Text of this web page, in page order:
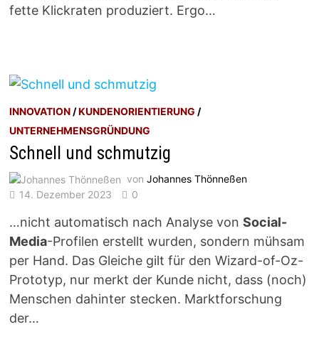
fette Klickraten produziert. Ergo…
INNOVATION /KUNDENORIENTIERUNG /
UNTERNEHMENSGRÜNDUNG
Schnell und schmutzig
vonJohannes Thönneßen
14. Dezember 2023
0
…nicht automatisch nach Analyse vonSocial-
Media-Profilen erstellt wurden, sondern mühsam
per Hand. Das Gleiche gilt für den Wizard-of-Oz-
Prototyp, nur merkt der Kunde nicht, dass (noch)
Menschen dahinter stecken. Marktforschung
der…